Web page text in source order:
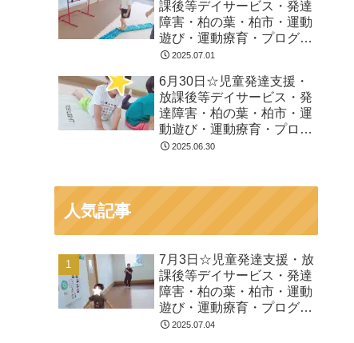
課後等デイサービス・発達
障害・柏の葉・柏市・運動
遊び・運動療育・プログラ
ム・楽しい療育
2025.07.01
6月30日☆児童発達支援・
放課後等デイサービス・発
達障害・柏の葉・柏市・運
動遊び・運動療育・プログ
ラム・楽しい療育
2025.06.30
人気記事
7月3日☆児童発達支援・放
課後等デイサービス・発達
障害・柏の葉・柏市・運動
遊び・運動療育・プログラ
ム・楽しい療育
2025.07.04